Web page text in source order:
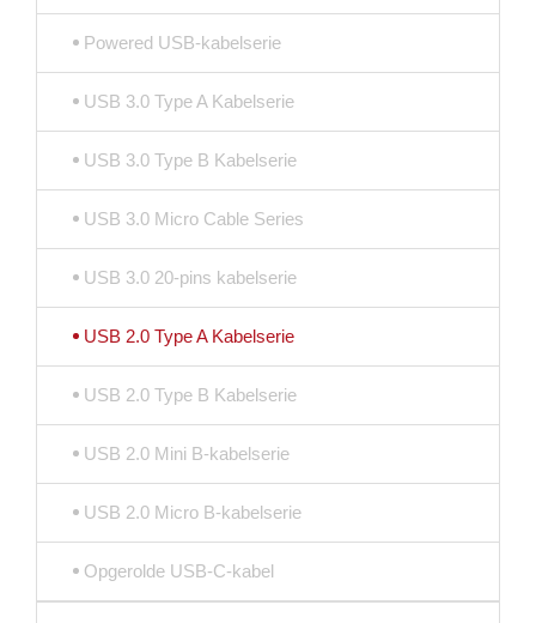
Powered USB-kabelserie
USB 3.0 Type A Kabelserie
USB 3.0 Type B Kabelserie
USB 3.0 Micro Cable Series
USB 3.0 20-pins kabelserie
USB 2.0 Type A Kabelserie
USB 2.0 Type B Kabelserie
USB 2.0 Mini B-kabelserie
USB 2.0 Micro B-kabelserie
Opgerolde USB-C-kabel